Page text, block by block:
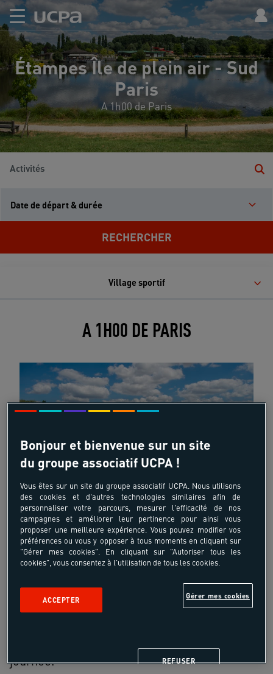
Étampes Île de plein air - Sud
Paris
A 1h00 de Paris
Activités
Date de départ & durée
RECHERCHER
Village sportif
A 1H00 DE PARIS
Située à 45 km au sud de Paris, la Base
Régionale de Loisirs d'Etampes offre un
cadre propice à la découverte de la nature,
des loisirs et du sport.
journée.
Bonjour et bienvenue sur un site
du groupe associatif UCPA !
Vous êtes sur un site du groupe associatif UCPA. Nous utilisons
des cookies et d'autres technologies similaires afin de
personnaliser votre parcours, mesurer l'efficacité de nos
campagnes et améliorer leur pertinence pour ainsi vous
proposer une meilleure expérience. Vous pouvez modifier vos
préférences ou vous y opposer à tous moments en cliquant sur
"Gérer mes cookies". En cliquant sur "Autoriser tous les
cookies", vous consentez à l'utilisation de tous les cookies.
Gérer mes cookies
REFUSER
ACCEPTER